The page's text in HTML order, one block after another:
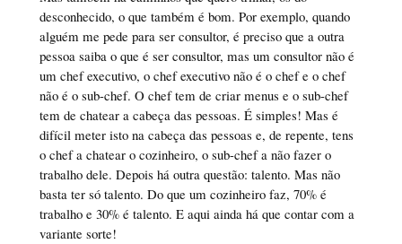
desconhecido, o que também é bom. Por exemplo, quando
alguém me pede para ser consultor, é preciso que a outra
pessoa saiba o que é ser consultor, mas um consultor não é
um chef executivo, o chef executivo não é o chef e o chef
não é o sub-chef. O chef tem de criar menus e o sub-chef
tem de chatear a cabeça das pessoas. É simples! Mas é
difícil meter isto na cabeça das pessoas e, de repente, tens
o chef a chatear o cozinheiro, o sub-chef a não fazer o
trabalho dele. Depois há outra questão: talento. Mas não
basta ter só talento. Do que um cozinheiro faz, 70% é
trabalho e 30% é talento. E aqui ainda há que contar com a
variante sorte!